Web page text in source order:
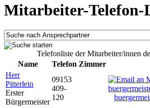
Mitarbeiter-Telefon-
Telefonliste der Mitarbeiter/innen
Name
Telefon Zimmer
Herr
Pitterlein
Erster
Bürgermeister
09153
409-
120